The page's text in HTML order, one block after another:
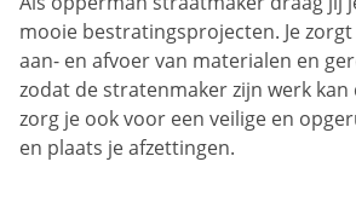
mooie bestratingsprojecten. Je
aan- en afvoer van materialen en
zodat de stratenmaker zijn werk
zorg je ook voor een veilige en
en plaats je afzettingen.